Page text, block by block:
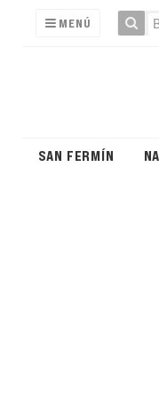
MENÚ
SAN FERMÍN